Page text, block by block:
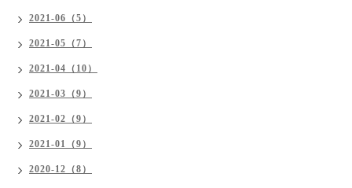
2021-06（5）
2021-05（7）
2021-04（10）
2021-03（9）
2021-02（9）
2021-01（9）
2020-12（8）